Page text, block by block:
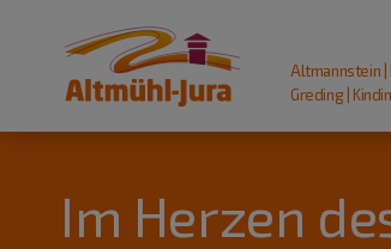
Altmannstein |
Greding |
Im Herzen